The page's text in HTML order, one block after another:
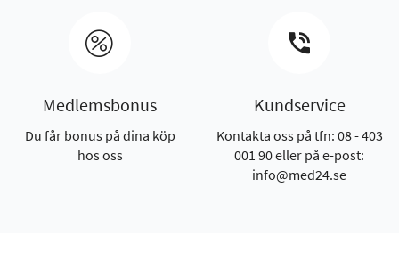
Medlemsbonus
Du får bonus på dina köp
hos oss
Kundservice
Kontakta oss på tfn: 08 - 403
001 90 eller på e-post:
info@med24.se